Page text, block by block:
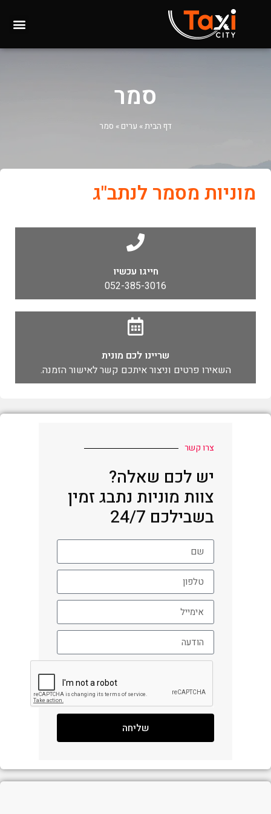
סמר
דף הבית» ערים » סמר
מוניות מסמר לנתב"ג
חייגו עכשיו
052-385-3016
שריינו לכם מונית
השאירו פרטים וניצור איתכם קשר לאישור הזמנה.
צרו קשר
יש לכם שאלה?
צוות מוניות נתבג זמין
בשבילכם 24/7
שליחה